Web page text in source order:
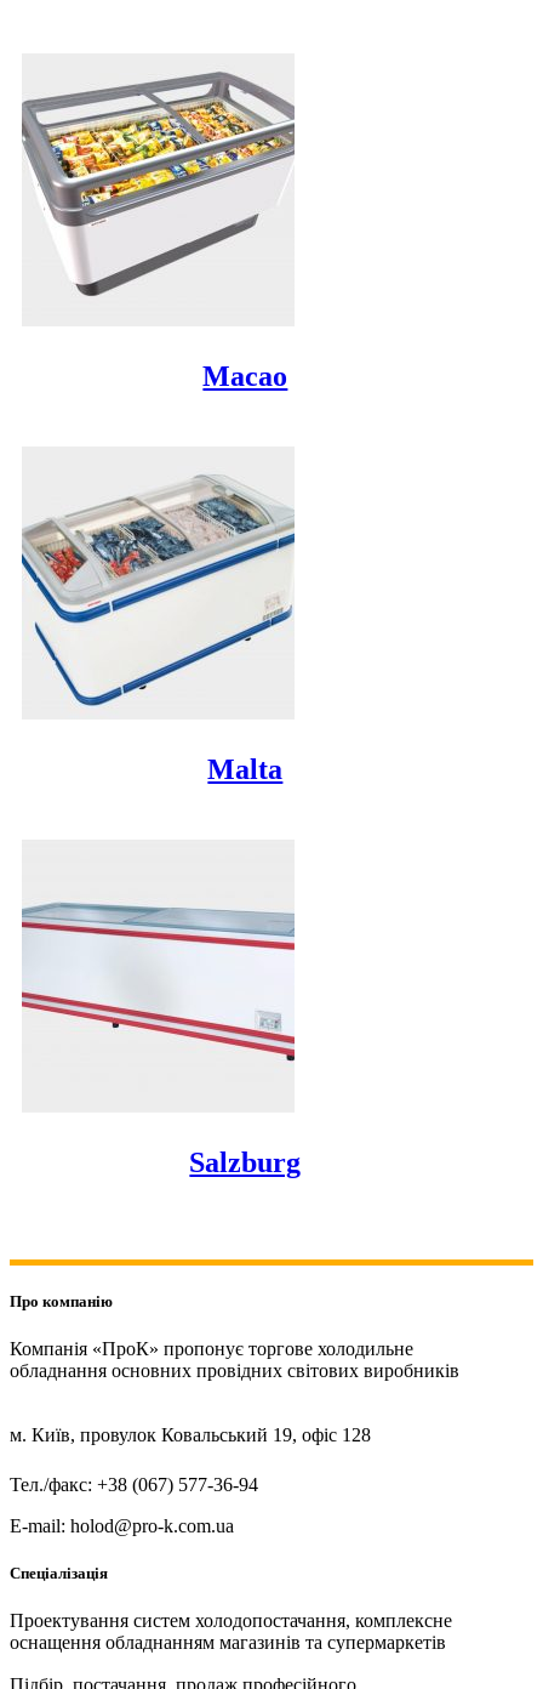
Macao
Malta
Salzburg
Про компанію
Компанія «ПроК» пропонує торгове холодильне
обладнання основних провідних світових виробників
м. Київ, провулок Ковальський 19, офіс 128
Тел./факс: +38 (067) 577-36-94
E-mail: holod@pro-k.com.ua
Спеціалізація
Проектування систем холодопостачання, комплексне
оснащення обладнанням магазинів та супермаркетів